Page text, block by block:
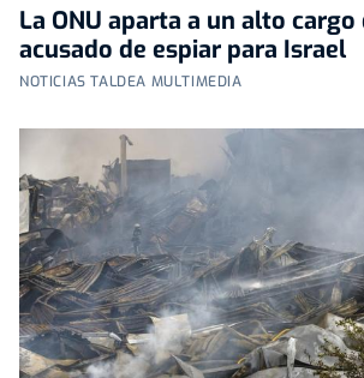
La ONU aparta a un alto cargo
acusado de espiar para Israel
NOTICIAS TALDEA MULTIMEDIA